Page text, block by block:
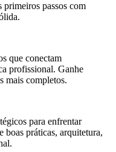
primeiros passos com
que conectam
profissional. Ganhe
mais completos.
para enfrentar
boas práticas, arquitetura,